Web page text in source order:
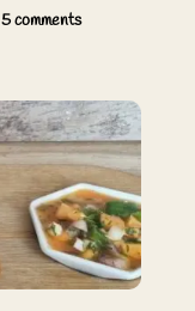
5 comments